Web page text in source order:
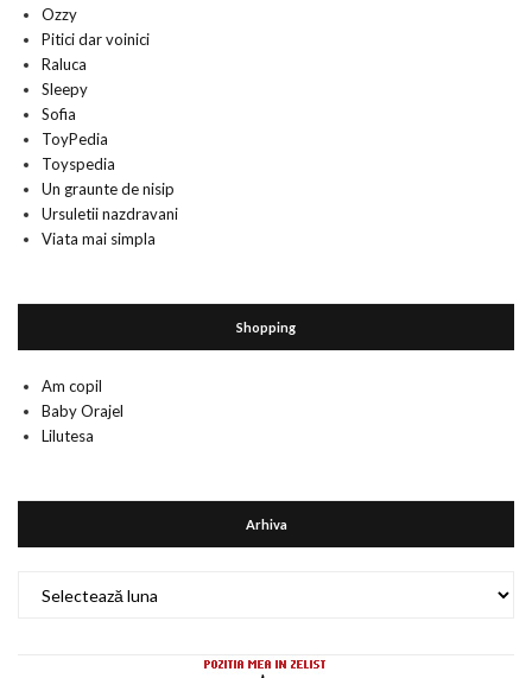
Ozzy
Pitici dar voinici
Raluca
Sleepy
Sofia
ToyPedia
Toyspedia
Un graunte de nisip
Ursuletii nazdravani
Viata mai simpla
Shopping
Am copil
Baby Orajel
Lilutesa
Arhiva